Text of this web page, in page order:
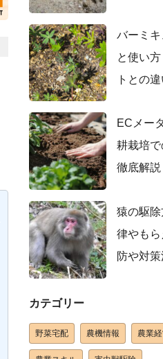
バーミ
と使い
トとの
ECメー
耕栽培
徹底解説
猿の駆
律やも
防や対策
カテゴリー
野菜宅配 農機情報 農業